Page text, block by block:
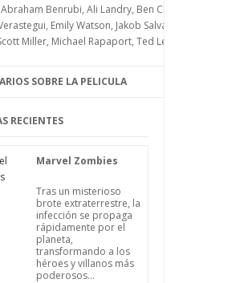
Abraham Benrubi, Ali Landry, Ben Chaplin,
Emily Watson, Jakob Salvati, Kelly
Miller, Michael Rapaport, Ted Levine, Toby
SOBRE LA PELICULA
RECIENTES
Marvel Zombies
Tras un misterioso
brote extraterrestre, la
infección se propaga
rápidamente por el
planeta,
transformando a los
héroes y villanos más
poderosos...